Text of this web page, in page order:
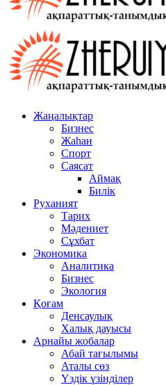
Жаңалықтар
Бизнес
Жаһан
Спорт
Саясат
Аймақ
Билік
Руханият
Тарих
Мәдениет
Сұхбат
Экономика
Аналитика
Бизнес
Экология
Қоғам
Денсаулық
Халық дауысы
Арнайы жобалар
Абай тағылымы
Аталы сөз
Үздік үзінділер